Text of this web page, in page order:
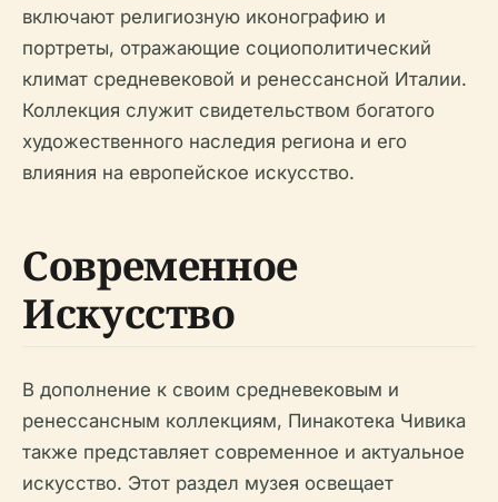
включают религиозную иконографию и
портреты, отражающие социополитический
климат средневековой и ренессансной Италии.
Коллекция служит свидетельством богатого
художественного наследия региона и его
влияния на европейское искусство.
Современное
Искусство
В дополнение к своим средневековым и
ренессансным коллекциям, Пинакотека Чивика
также представляет современное и актуальное
искусство. Этот раздел музея освещает